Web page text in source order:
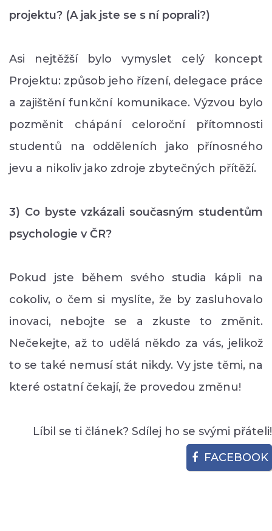
projektu? (A jak jste se s ní poprali?)
Asi nejtěžší bylo vymyslet celý koncept
Projektu: způsob jeho řízení, delegace práce
a zajištění funkční komunikace. Výzvou bylo
pozměnit chápání celoroční přítomnosti
studentů na odděleních jako přínosného
jevu a nikoliv jako zdroje zbytečných přítěží.
3) Co byste vzkázali současným studentům
psychologie v ČR?
Pokud jste během svého studia kápli na
cokoliv, o čem si myslíte, že by zasluhovalo
inovaci, nebojte se a zkuste to změnit.
Nečekejte, až to udělá někdo za vás, jelikož
to se také nemusí stát nikdy. Vy jste těmi, na
které ostatní čekají, že provedou změnu!
Líbil se ti článek? Sdílej ho se svými přáteli!
FACEBOOK